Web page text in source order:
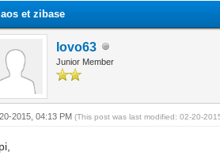
et zibase
lovo63
Junior Member
2015, 04:13 PM(This post was last modified: 02-20-